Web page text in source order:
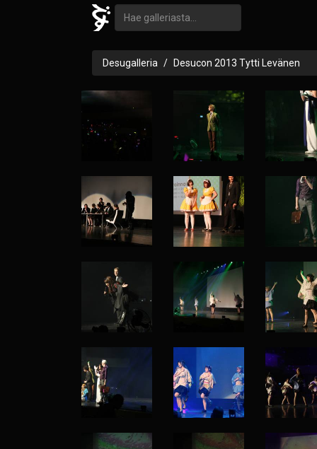
Desugalleria Desucon 2013 Tytti Levänen